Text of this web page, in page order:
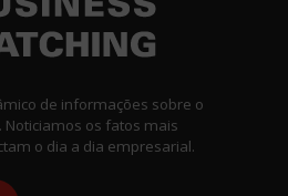
de informações sobre o
os fatos mais
o dia a dia empresarial.